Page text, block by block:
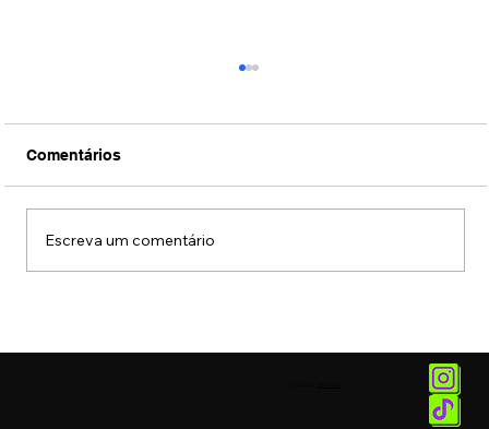
Comentários
Escreva um comentário